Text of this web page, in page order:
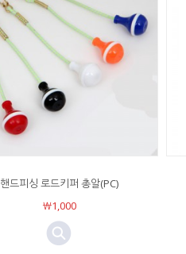
핸드피싱 로드키퍼 총알(PC)
￦1,000